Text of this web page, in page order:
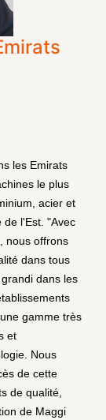
les Emirats
le plus
acier et
de l'Est. "Avec
nous offrons
dans tous
dans les
gamme très
et
Nous
de cette
de qualité,
de Maggi